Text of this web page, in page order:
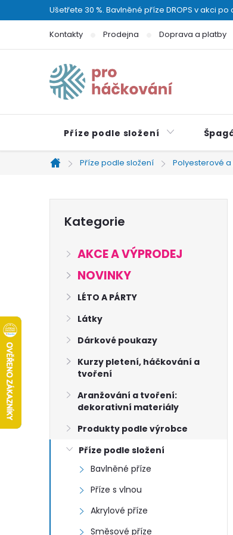
na
Ušetřete 30 %. Bavlněné příze DROPS v akci
Kontakty Prodejna Doprava a platby
Příze podle složení
Domů
Příze podle složení Polyesterové
kategorie
Kategorie
AKCE A VÝPRODEJ
NOVINKY
LÉTO A PÁRTY
Látky
Dárkové poukazy
Kurzy pletení, háčkování a
tvoření
Aranžování a tvoření:
dekorativní materiály
Produkty podle výrobce
Příze podle složení
Bavlněné příze
Příze s vlnou
Akrylové příze
Směsové příze